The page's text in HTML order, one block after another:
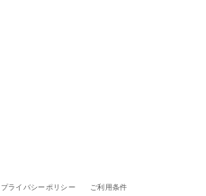
プライバシーポリシー ご利用条件